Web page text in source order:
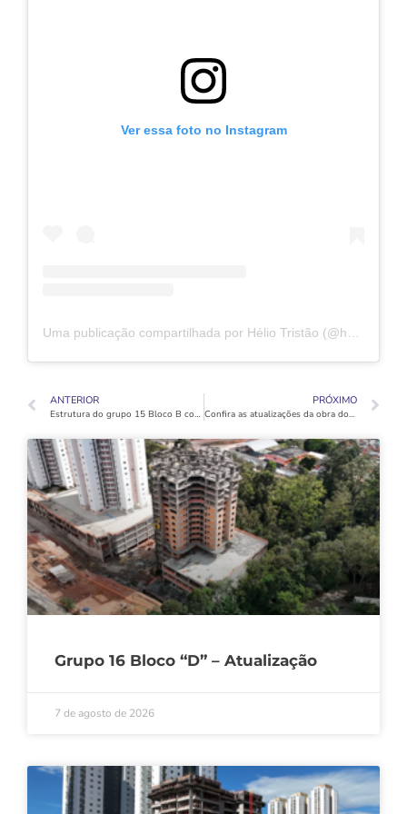
Ver essa foto no Instagram
Uma publicação compartilhada por Hélio Tristão (@heliotristao.oficial)
ANTERIOR
Estrutura do grupo 15 Bloco B concluída
PRÓXIMO
Confira as atualizações da obra do Grupo 16, Bloco C.
Grupo 16 Bloco “D” – Atualização
7 de agosto de 2026